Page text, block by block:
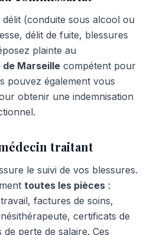
(conduite sous alcool ou
délit de fuite, blessures
plainte au
Marseille compétent pour
pouvez également vous
obtenir une indemnisation
traitant
le suivi de vos blessures.
toutes les pièces :
factures de soins,
certificats de
perte de salaire. Ces